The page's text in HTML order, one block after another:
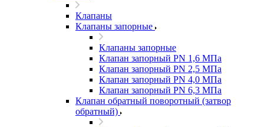
Клапаны
Клапаны запорные
Клапаны запорные
Клапан запорный PN 1,6 МПа
Клапан запорный PN 2,5 МПа
Клапан запорный PN 4,0 МПа
Клапан запорный PN 6,3 МПа
Клапан обратный поворотный (затвор
обратный)